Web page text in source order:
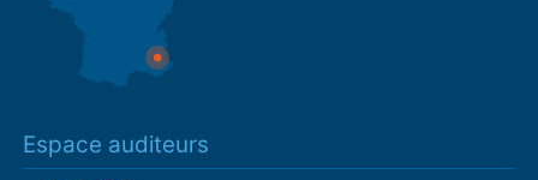
Espace auditeurs